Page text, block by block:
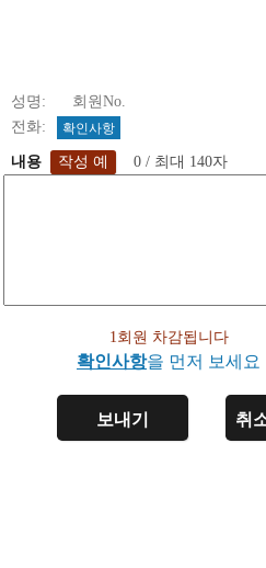
성명: 회원No.
전화:
확인사항
내용 0 / 최대 140자
1회원 차감됩니다
확인사항을 먼저 보세요